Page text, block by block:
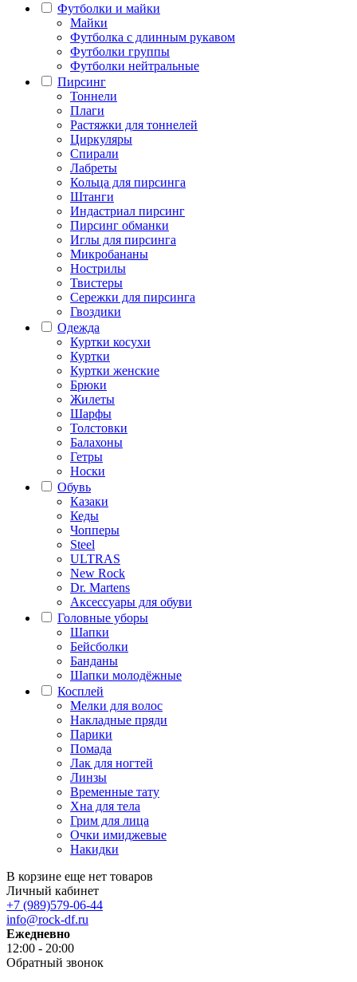
Футболки и майки
Майки
Футболка с длинным рукавом
Футболки группы
Футболки нейтральные
Пирсинг
Тоннели
Плаги
Растяжки для тоннелей
Циркуляры
Спирали
Лабреты
Кольца для пирсинга
Штанги
Индастриал пирсинг
Пирсинг обманки
Иглы для пирсинга
Микробананы
Нострилы
Твистеры
Сережки для пирсинга
Гвоздики
Одежда
Куртки косухи
Куртки
Куртки женские
Брюки
Жилеты
Шарфы
Толстовки
Балахоны
Гетры
Носки
Обувь
Казаки
Кеды
Чопперы
Steel
ULTRAS
New Rock
Dr. Martens
Аксессуары для обуви
Головные уборы
Шапки
Бейсболки
Банданы
Шапки молодёжные
Косплей
Мелки для волос
Накладные пряди
Парики
Помада
Лак для ногтей
Линзы
Временные тату
Хна для тела
Грим для лица
Очки имиджевые
Накидки
В корзине еще нет товаров
Личный кабинет
+7 (989)579-06-44
info@rock-df.ru
Ежедневно
12:00 - 20:00
Обратный звонок